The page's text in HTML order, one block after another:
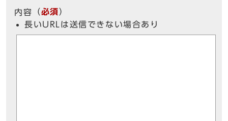
内容 （必須）
長いURLは送信できない場合あり